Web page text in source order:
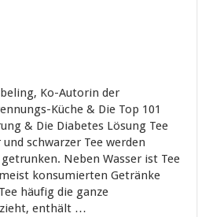
Ko-Autorin der
Küche & Die Top 101
& Die Diabetes Lösung Tee
schwarzer Tee werden
Neben Wasser ist Tee
konsumierten Getränke
häufig die ganze
enthält …